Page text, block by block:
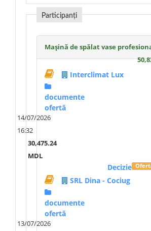
Participanți
Mașină de spălat vase
Interclimat Lux
documente
ofertă
14/07/2026
16:32
30,475.24
MDL
Decizie
SRL Dina - Cociug
documente
ofertă
13/07/2026